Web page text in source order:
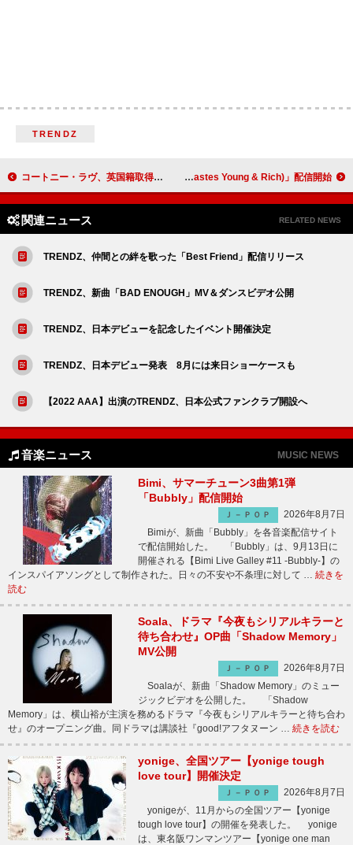
TRENDZ
コートニー・ラヴ、英国籍取得へ「私を追い出せないよ」 LANA、ニューAL『20 +』から先行配信曲「Red Wine (It Tastes Young & Rich)」配信開始
関連ニュース RELATED NEWS
TRENDZ、仲間との絆を歌った「Best Friend」配信リリース
TRENDZ、新曲「BAD ENOUGH」MV＆ダンスビデオ公開
TRENDZ、日本デビューを記念したイベント開催決定
TRENDZ、日本デビュー発表 8月には来日ショーケースも
【2022 AAA】出演のTRENDZ、日本公式ファンクラブ開設へ
音楽ニュース MUSIC NEWS
Bimi、サマーチューン3曲第1弾
「Bubbly」配信開始
Ｊ－ＰＯＰ
2026年8月7日
Bimiが、新曲「Bubbly」を各音楽配信サイト
で配信開始した。 「Bubbly」は、9月13日に
開催される【Bimi Live Galley #11 -Bubbly-】の
インスパイアソングとして制作された。日々の不安や不条理に対して … 続きを
読む
Soala、ドラマ『今夜もシリアルキラーと
待ち合わせ』OP曲「Shadow Memory」
MV公開
Ｊ－ＰＯＰ
2026年8月7日
Soalaが、新曲「Shadow Memory」のミュー
ジックビデオを公開した。 「Shadow
Memory」は、横山裕が主演を務めるドラマ『今夜もシリアルキラーと待ち合わ
せ』のオープニング曲。同ドラマは講談社『good!アフタヌーン … 続きを読む
yonige、全国ツアー【yonige tough
love tour】開催決定
Ｊ－ＰＯＰ
2026年8月7日
yonigeが、11月からの全国ツアー【yonige
tough love tour】の開催を発表した。 yonige
は、東名阪ワンマンツアー【yonige one man